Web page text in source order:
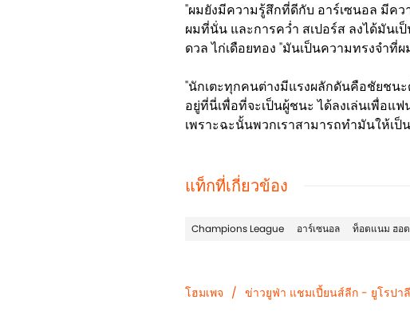
"ผมยังมีความรู้สึกที่ดีกับ อาร์เซนอล มีคว
ผมที่นั่น และการคว่ำ สเปอร์ส ลงได้มัน
ดวล ไก่เดือยทอง "มันเป็นความทรงจำที่
"นักเตะทุกคนต่างมีแรงผลักดันคือชัยชน
อยู่ที่นี่เพื่อที่จะเป็นผู้ชนะ ได้ลงเล่นเพื่อแ
เพราะฉะนั้นพวกเราสามารถทำมันให้เป็
แท็กที่เกี่ยวข้อง
Champions League อาร์เซนอล ท็อตแนม ฮอต
โฮมเพจ / ข่าวยูฟ่า แชมเปี้ยนส์ลีก - ยูโรปา